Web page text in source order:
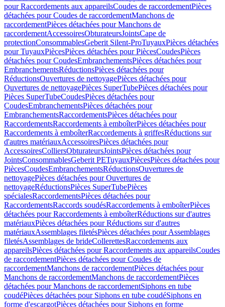
pour Raccordements aux appareilsCoudes de raccordementPièces
détachées pour Coudes de raccordementManchons de
raccordementPièces détachées pour Manchons de
raccordementAccessoiresObturateursJointsCape de
protectionConsommablesGeberit Silent-ProTuyauxPièces détachées
pour TuyauxPiècesPièces détachées pour PiècesCoudesPièces
détachées pour CoudesEmbranchementsPièces détachées pour
EmbranchementsRéductionsPièces détachées pour
RéductionsOuvertures de nettoyagePièces détachées pour
Ouvertures de nettoyagePièces SuperTubePièces détachées pour
Pièces SuperTubeCoudesPièces détachées pour
CoudesEmbranchementsPièces détachées pour
EmbranchementsRaccordementsPièces détachées pour
RaccordementsRaccordements à emboîterPièces détachées pour
Raccordements à emboîterRaccordements à griffesRéductions sur
d'autres matériauxAccessoiresPièces détachées pour
AccessoiresColliersObturateursJointsPièces détachées pour
JointsConsommablesGeberit PETuyauxPiècesPièces détachées pour
PiècesCoudesEmbranchementsRéductionsOuvertures de
nettoyagePièces détachées pour Ouvertures de
nettoyageRéductionsPièces SuperTubePièces
spécialesRaccordementsPièces détachées pour
RaccordementsRaccords soudésRaccordements à emboîterPièces
détachées pour Raccordements à emboîterRéductions sur d'autres
matériauxPièces détachées pour Réductions sur d'autres
matériauxAssemblages filetésPièces détachées pour Assemblages
filetésAssemblages de brideCollerettesRaccordements aux
appareilsPièces détachées pour Raccordements aux appareilsCoudes
de raccordementPièces détachées pour Coudes de
raccordementManchons de raccordementPièces détachées pour
Manchons de raccordementManchons de raccordementPièces
détachées pour Manchons de raccordementSiphons en tube
coudéPièces détachées pour Siphons en tube coudéSiphons en
forme d'escargotPièces détachées pour Siphons en forme